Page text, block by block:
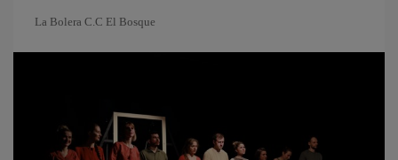
La Bolera C.C El Bosque